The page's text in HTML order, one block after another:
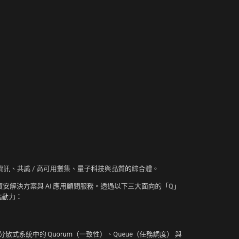
、共識 / 高可用叢集、量子科技與品質的綜合體。
解決方案與 AI 應用顧問服務。透過以下三大面向的「Q」
力：
式系統中的 Quorum（一致性）、Queue（任務調度） 與